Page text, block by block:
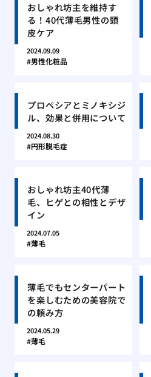
おしゃれ坊主を維持す
る！40代薄毛男性の頭
皮ケア
2024.09.09
男性化粧品
プロペシアとミノキシジ
ル、効果と併用について
2024.08.30
円形脱毛症
おしゃれ坊主40代薄
毛、ヒゲとの相性とデザ
イン
2024.07.05
薄毛
薄毛でもセンターパート
を楽しむための美容院で
の頼み方
2024.05.29
薄毛